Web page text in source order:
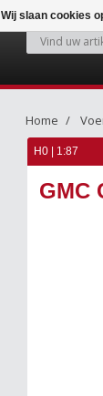
Home
H0 | 1:87
GMC
Wij slaan cookies